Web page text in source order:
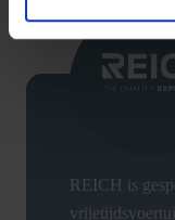
REICH is